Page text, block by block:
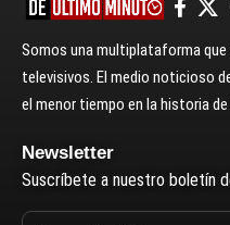
Somos una multiplataforma
televisivos. El medio noticioso
el menor tiempo en la historia
Newsletter
Suscríbete a nuestro boletín